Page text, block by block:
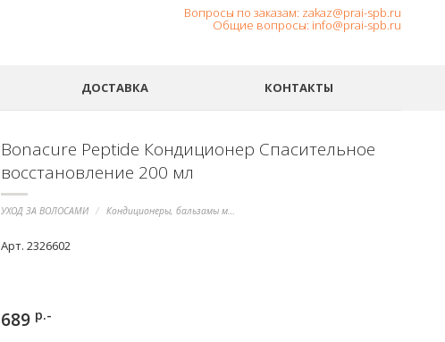
Вопросы по заказам: zakaz@prai-spb.ru
Общие вопросы: info@prai-spb.ru
ДОСТАВКА КОНТАКТЫ
Bonacure Peptide Кондиционер Спасительное
восстановление 200 мл
УХОД ЗА ВОЛОСАМИ Кондиционеры, бальзамы маски для волос
Арт. 2326602
689 р.-